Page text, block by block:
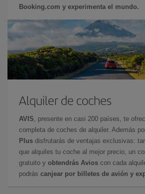
Booking.com y experimenta el mundo.
Alquiler de coches
AVIS , presente en casi 200 países, te
completa de coches de alquiler. Además
Plus disfrutarás de ventajas exclusivas:
que alquiles tu coche al mejor precio, un
gratuito y obtendrás Avios con cada
podrás canjear por billetes de avión y